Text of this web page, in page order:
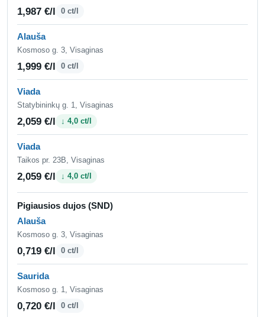
1,987 €/l 0 ct/l
Alauša
Kosmoso g. 3, Visaginas
1,999 €/l 0 ct/l
Viada
Statybininkų g. 1, Visaginas
2,059 €/l ↓ 4,0 ct/l
Viada
Taikos pr. 23B, Visaginas
2,059 €/l ↓ 4,0 ct/l
Pigiausios dujos (SND)
Alauša
Kosmoso g. 3, Visaginas
0,719 €/l 0 ct/l
Saurida
Kosmoso g. 1, Visaginas
0,720 €/l 0 ct/l